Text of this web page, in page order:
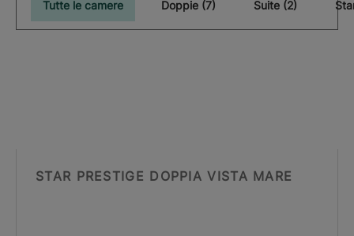
Tutte le camere Doppie (7) Suite (2)
STAR PRESTIGE DOPPIA VISTA MARE